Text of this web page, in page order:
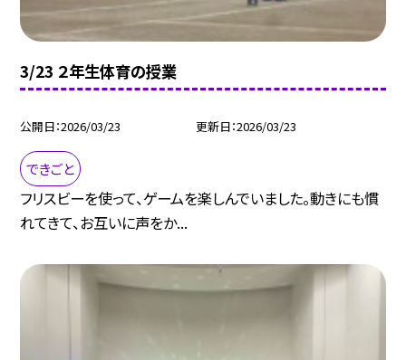
3/23 ２年生体育の授業
公開日 2026/03/23 更新日 2026/03/23
できごと
フリスビーを使って、ゲームを楽しんでいました。動きにも慣
れてきて、お互いに声をか...